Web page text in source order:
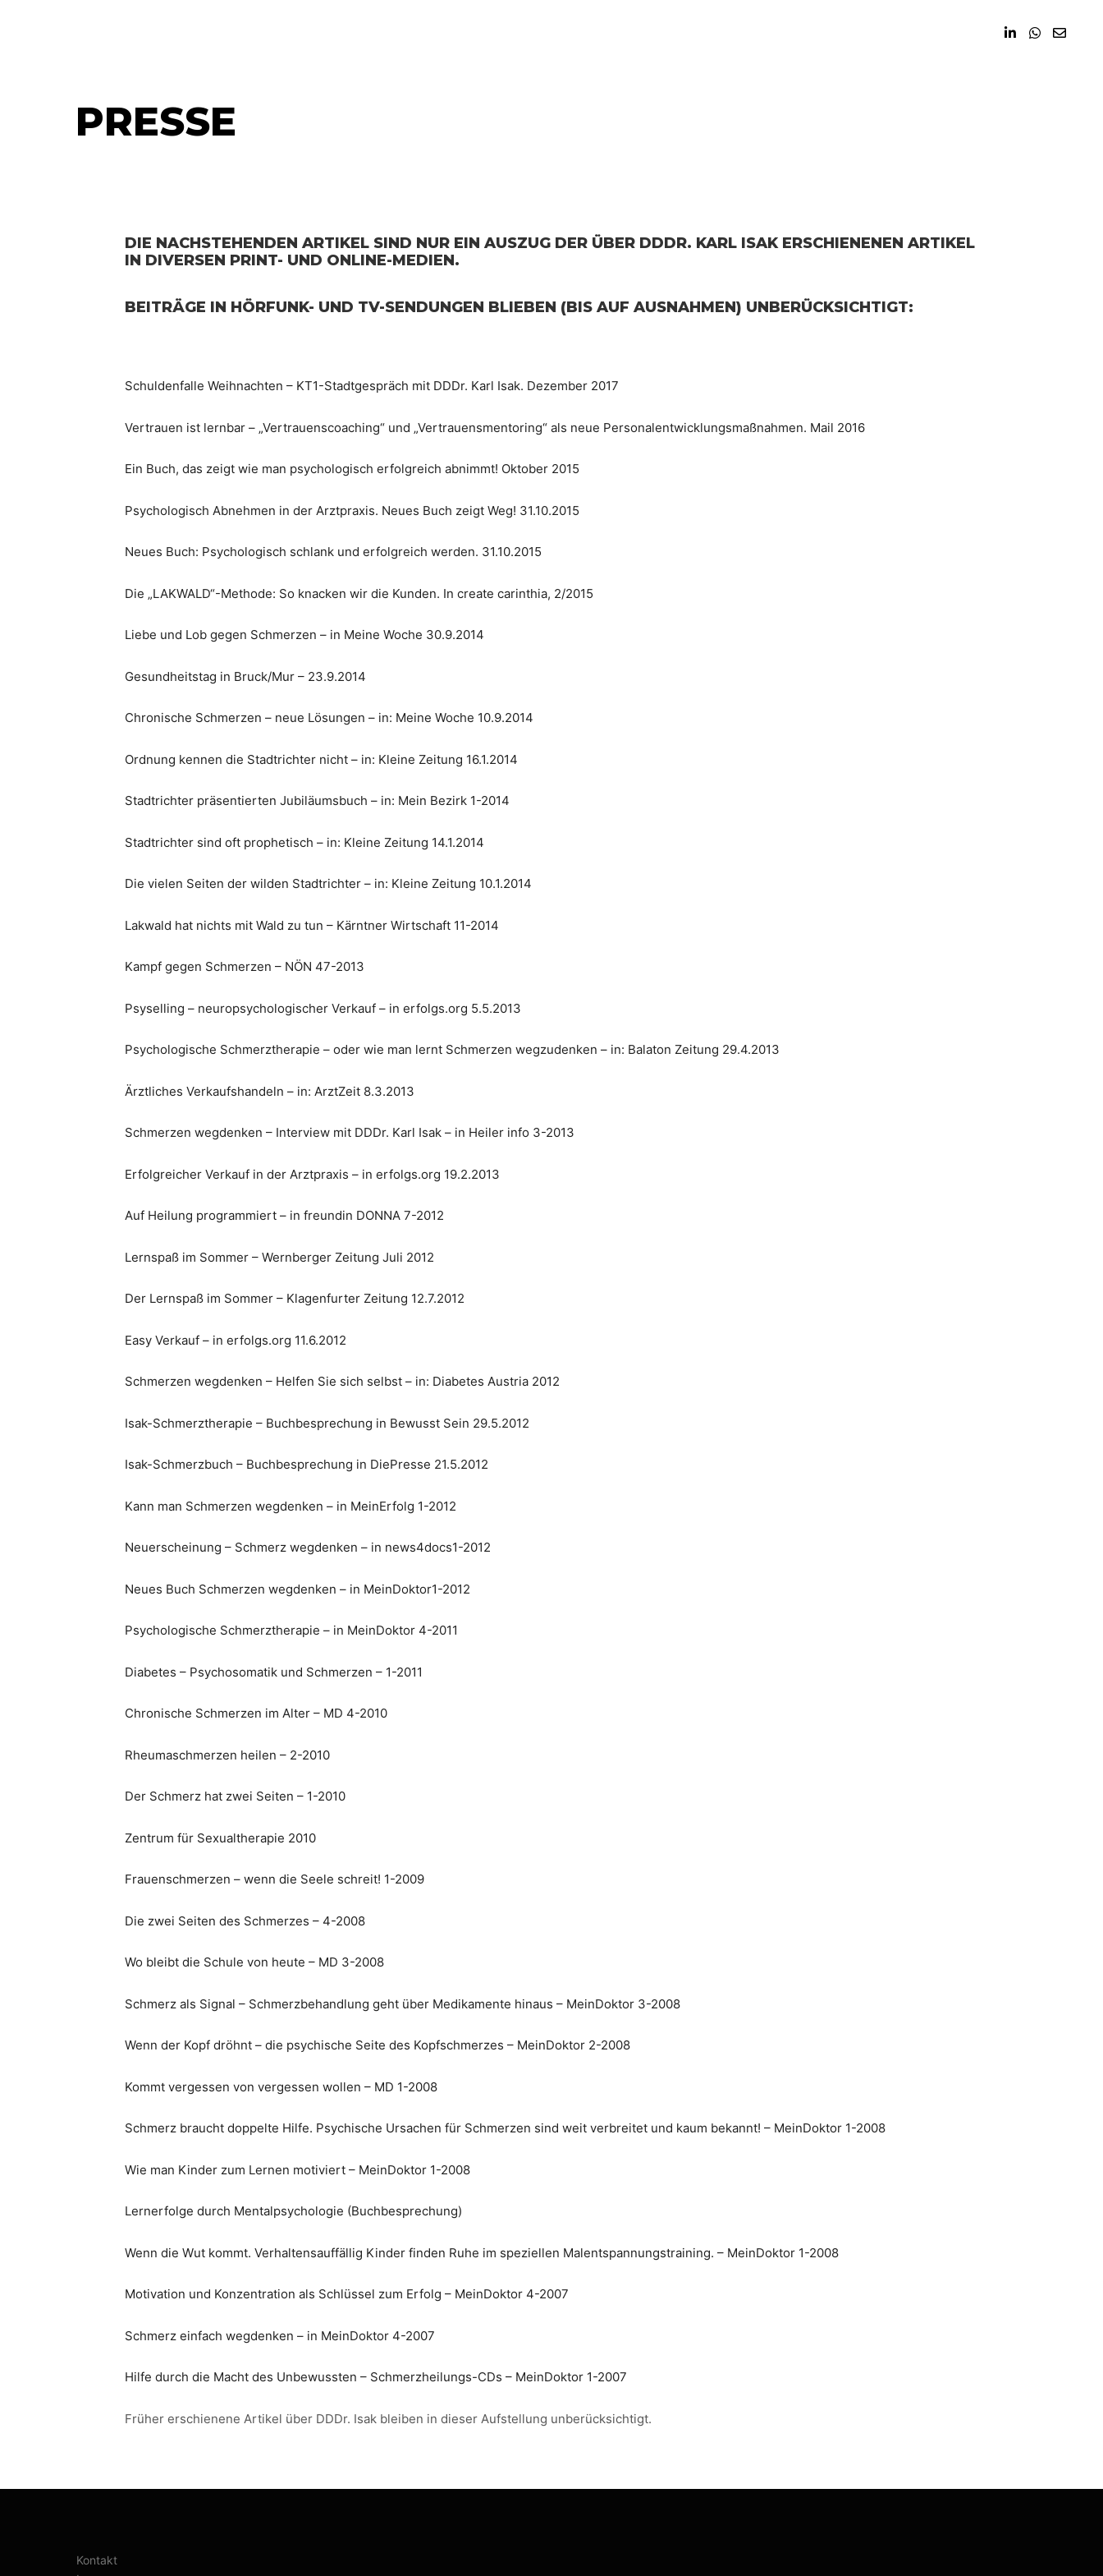
PRESSE
DIE NACHSTEHENDEN ARTIKEL SIND NUR EIN AUSZUG DER ÜBER DDDR. KARL ISAK ERSCHIENENEN ARTIKEL
IN DIVERSEN PRINT- UND ONLINE-MEDIEN.
BEITRÄGE IN HÖRFUNK- UND TV-SENDUNGEN BLIEBEN (BIS AUF AUSNAHMEN) UNBERÜCKSICHTIGT:
Schuldenfalle Weihnachten – KT1-Stadtgespräch mit DDDr. Karl Isak. Dezember 2017
Vertrauen ist lernbar – „Vertrauenscoaching“ und „Vertrauensmentoring“ als neue Personalentwicklungsmaßnahmen. Mail 2016
Ein Buch, das zeigt wie man psychologisch erfolgreich abnimmt! Oktober 2015
Psychologisch Abnehmen in der Arztpraxis. Neues Buch zeigt Weg! 31.10.2015
Neues Buch: Psychologisch schlank und erfolgreich werden. 31.10.2015
Die „LAKWALD“-Methode: So knacken wir die Kunden. In create carinthia, 2/2015
Liebe und Lob gegen Schmerzen – in Meine Woche 30.9.2014
Gesundheitstag in Bruck/Mur – 23.9.2014
Chronische Schmerzen – neue Lösungen – in: Meine Woche 10.9.2014
Ordnung kennen die Stadtrichter nicht – in: Kleine Zeitung 16.1.2014
Stadtrichter präsentierten Jubiläumsbuch – in: Mein Bezirk 1-2014
Stadtrichter sind oft prophetisch – in: Kleine Zeitung 14.1.2014
Die vielen Seiten der wilden Stadtrichter – in: Kleine Zeitung 10.1.2014
Lakwald hat nichts mit Wald zu tun – Kärntner Wirtschaft 11-2014
Kampf gegen Schmerzen – NÖN 47-2013
Psyselling – neuropsychologischer Verkauf – in erfolgs.org 5.5.2013
Psychologische Schmerztherapie – oder wie man lernt Schmerzen wegzudenken – in: Balaton Zeitung 29.4.2013
Ärztliches Verkaufshandeln – in: ArztZeit 8.3.2013
Schmerzen wegdenken – Interview mit DDDr. Karl Isak – in Heiler info 3-2013
Erfolgreicher Verkauf in der Arztpraxis – in erfolgs.org 19.2.2013
Auf Heilung programmiert – in freundin DONNA 7-2012
Lernspaß im Sommer – Wernberger Zeitung Juli 2012
Der Lernspaß im Sommer – Klagenfurter Zeitung 12.7.2012
Easy Verkauf – in erfolgs.org 11.6.2012
Schmerzen wegdenken – Helfen Sie sich selbst – in: Diabetes Austria 2012
Isak-Schmerztherapie – Buchbesprechung in Bewusst Sein 29.5.2012
Isak-Schmerzbuch – Buchbesprechung in DiePresse 21.5.2012
Kann man Schmerzen wegdenken – in MeinErfolg 1-2012
Neuerscheinung – Schmerz wegdenken – in news4docs1-2012
Neues Buch Schmerzen wegdenken – in MeinDoktor1-2012
Psychologische Schmerztherapie – in MeinDoktor 4-2011
Diabetes – Psychosomatik und Schmerzen – 1-2011
Chronische Schmerzen im Alter – MD 4-2010
Rheumaschmerzen heilen – 2-2010
Der Schmerz hat zwei Seiten – 1-2010
Zentrum für Sexualtherapie 2010
Frauenschmerzen – wenn die Seele schreit! 1-2009
Die zwei Seiten des Schmerzes – 4-2008
Wo bleibt die Schule von heute – MD 3-2008
Schmerz als Signal – Schmerzbehandlung geht über Medikamente hinaus – MeinDoktor 3-2008
Wenn der Kopf dröhnt – die psychische Seite des Kopfschmerzes – MeinDoktor 2-2008
Kommt vergessen von vergessen wollen – MD 1-2008
Schmerz braucht doppelte Hilfe. Psychische Ursachen für Schmerzen sind weit verbreitet und kaum bekannt! – MeinDoktor 1-2008
Wie man Kinder zum Lernen motiviert – MeinDoktor 1-2008
Lernerfolge durch Mentalpsychologie (Buchbesprechung)
Wenn die Wut kommt. Verhaltensauffällig Kinder finden Ruhe im speziellen Malentspannungstraining. – MeinDoktor 1-2008
Motivation und Konzentration als Schlüssel zum Erfolg – MeinDoktor 4-2007
Schmerz einfach wegdenken – in MeinDoktor 4-2007
Hilfe durch die Macht des Unbewussten – Schmerzheilungs-CDs – MeinDoktor 1-2007
Früher erschienene Artikel über DDDr. Isak bleiben in dieser Aufstellung unberücksichtigt.
Kontakt